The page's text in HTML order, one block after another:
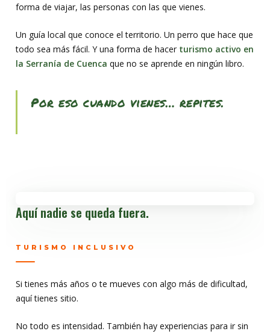
forma de viajar, las personas con las que vienes.
Un guía local que conoce el territorio. Un perro que hace que
todo sea más fácil. Y una forma de hacer turismo activo en
la Serranía de Cuenca que no se aprende en ningún libro.
Por eso cuando vienes… repites.
Aquí nadie se queda fuera.
TURISMO INCLUSIVO
Si tienes más años o te mueves con algo más de dificultad,
aquí tienes sitio.
No todo es intensidad. También hay experiencias para ir sin